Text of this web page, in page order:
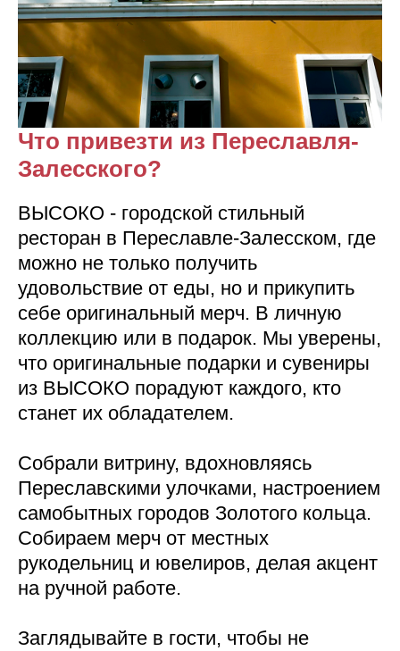
Что привезти из Переславля-
Залесского?
ВЫСОКО - городской стильный
ресторан в Переславле-Залесском, где
можно не только получить
удовольствие от еды, но и прикупить
себе оригинальный мерч. В личную
коллекцию или в подарок. Мы уверены,
что оригинальные подарки и сувениры
из ВЫСОКО порадуют каждого, кто
станет их обладателем.
Собрали витрину, вдохновляясь
Переславскими улочками, настроением
самобытных городов Золотого кольца.
Собираем мерч от местных
рукодельниц и ювелиров, делая акцент
на ручной работе.
Заглядывайте в гости, чтобы не